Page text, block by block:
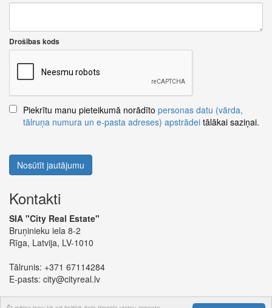
Drošības kods
Piekrītu manu pieteikumā norādīto personas datu (vārda,
tālruņa numura un e-pasta adreses) apstrādei tālākai saziņai.
Nosūtīt jautājumu
Kontakti
SIA "City Real Estate"
Bruņinieku iela 8-2
Rīga, Latvija, LV-1010
Tālrunis: +371 67114284
E-pasts: city@cityreal.lv